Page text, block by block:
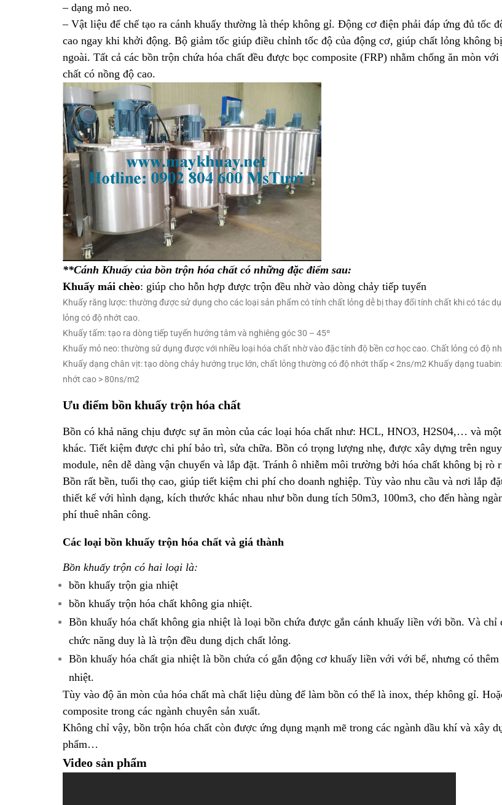
– dạng mỏ neo.
– Vật liệu để chế tạo ra cánh khuấy thường là thép không gỉ. Động cơ điện phải đáp ứng đủ tốc
cao ngay khi khởi động. Bộ giảm tốc giúp điều chỉnh tốc độ của động cơ, giúp chất lỏng không
ngoài. Tất cả các bồn trộn chứa hóa chất đều được bọc composite (FRP) nhằm chống ăn mòn với
chất có nồng độ cao.
**Cánh Khuấy của bồn trộn hóa chất có những đặc điểm sau:
Khuấy mái chèo: giúp cho hỗn hợp được trộn đều nhờ vào dòng chảy tiếp tuyến
Khuấy răng lược: thường được sử dụng cho các loại sản phẩm có tính chất lỏng dễ bị thay đổi tính chất khi có tác
lỏng có độ nhớt cao.
Khuấy tấm: tạo ra dòng tiếp tuyến hướng tâm và nghiêng góc 30 – 45º
Khuấy mỏ neo: thường sử dụng được với nhiều loại hóa chất nhờ vào đặc tính độ bền cơ học cao. Chất lỏng có độ
Khuấy dạng chân vịt: tạo dòng chảy hướng trục lớn, chất lỏng thường có độ nhớt thấp < 2ns/m2 Khuấy dạng
nhớt cao > 80ns/m2
Ưu điểm bồn khuấy trộn hóa chất
Bồn có khả năng chịu được sự ăn mòn của các loại hóa chất như: HCL, HNO3, H2S04,… và một
khác. Tiết kiệm được chi phí bảo trì, sửa chữa. Bồn có trọng lượng nhẹ, được xây dựng trên
module, nên dễ dàng vận chuyển và lắp đặt. Tránh ô nhiễm môi trường bởi hóa chất không bị rò
Bồn rất bền, tuổi thọ cao, giúp tiết kiệm chi phí cho doanh nghiệp. Tùy vào nhu cầu và nơi lắp
thiết kế với hình dạng, kích thước khác nhau như bồn dung tích 50m3, 100m3, cho đến hàng
phí thuê nhân công.
Các loại bồn khuấy trộn hóa chất và giá thành
Bồn khuấy trộn có hai loại là:
bồn khuấy trộn gia nhiệt
bồn khuấy trộn hóa chất không gia nhiệt.
Bồn khuấy hóa chất không gia nhiệt là loại bồn chứa được gắn cánh khuấy liền với bồn. Và chỉ
chức năng duy là là trộn đều dung dịch chất lỏng.
Bồn khuấy hóa chất gia nhiệt là bồn chứa có gắn động cơ khuấy liền với với bể, nhưng có thêm
nhiệt.
Tùy vào độ ăn mòn của hóa chất mà chất liệu dùng để làm bồn có thể là inox, thép không gỉ.
composite trong các ngành chuyên sản xuất.
Không chỉ vậy, bồn trộn hóa chất còn được ứng dụng mạnh mẽ trong các ngành dầu khí và xây
phẩm…
Video sản phẩm